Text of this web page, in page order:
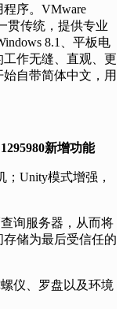
序。VMware
贯传统，提供专业
8.1、平板电
作无缝、直观、更
自带简体中文，用
新增功能
；Unity模式增强，
询服务器，从而将
储为最后受信任的
仪、罗盘以及环境